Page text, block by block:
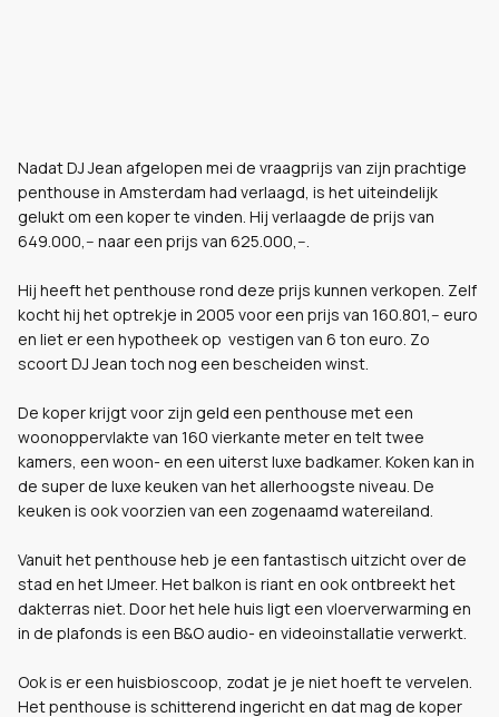
Nadat DJ Jean afgelopen mei de vraagprijs van zijn prachtige
penthouse in Amsterdam had verlaagd, is het uiteindelijk
gelukt om een koper te vinden. Hij verlaagde de prijs van
649.000,-- naar een prijs van 625.000,--.
Hij heeft het penthouse rond deze prijs kunnen verkopen. Zelf
kocht hij het optrekje in 2005 voor een prijs van 160.801,-- euro
en liet er een hypotheek op vestigen van 6 ton euro. Zo
scoort DJ Jean toch nog een bescheiden winst.
De koper krijgt voor zijn geld een penthouse met een
woonoppervlakte van 160 vierkante meter en telt twee
kamers, een woon- en een uiterst luxe badkamer. Koken kan in
de super de luxe keuken van het allerhoogste niveau. De
keuken is ook voorzien van een zogenaamd watereiland.
Vanuit het penthouse heb je een fantastisch uitzicht over de
stad en het IJmeer. Het balkon is riant en ook ontbreekt het
dakterras niet. Door het hele huis ligt een vloerverwarming en
in de plafonds is een B&O audio- en videoinstallatie verwerkt.
Ook is er een huisbioscoop, zodat je je niet hoeft te vervelen.
Het penthouse is schitterend ingericht en dat mag de koper